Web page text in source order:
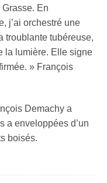
En
j’ai orchestré une
troublante tubéreuse,
la lumière. Elle signe
» François
Demachy a
a enveloppées d’un
boisés.